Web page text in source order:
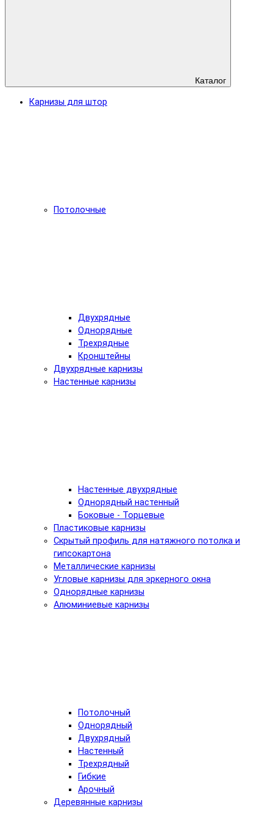
Каталог
Карнизы для штор
Потолочные
Двухрядные
Однорядные
Трехрядные
Кронштейны
Двухрядные карнизы
Настенные карнизы
Настенные двухрядные
Однорядный настенный
Боковые - Торцевые
Пластиковые карнизы
Скрытый профиль для натяжного потолка и
гипсокартона
Металлические карнизы
Угловые карнизы для эркерного окна
Однорядные карнизы
Алюминиевые карнизы
Потолочный
Однорядный
Двухрядный
Настенный
Трехрядный
Гибкие
Арочный
Деревянные карнизы